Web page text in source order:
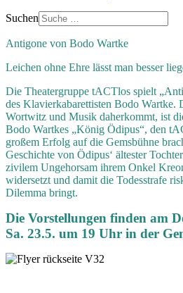
Suchen
Antigone von Bodo Wartke
Leichen ohne Ehre lässt man besser
Die Theatergruppe tACTlos spielt
des Klavierkabarettisten Bodo Wartke.
Wortwitz und Musik daherkommt, ist
Bodo Wartkes „König Ödipus“, den
großem Erfolg auf die Gemsbühne
Geschichte von Ödipus‘ ältester
zivilem Ungehorsam ihrem Onkel
widersetzt und damit die Todesstrafe
Dilemma bringt.
Die Vorstellungen finden am
Sa. 23.5. um 19 Uhr in der